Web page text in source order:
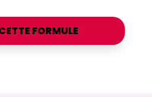
FORMULE